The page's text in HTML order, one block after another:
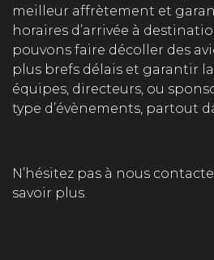
meilleur affrètement et
horaires d’arrivée à
pouvons faire décoller des
plus brefs délais et garantir
équipes, directeurs, ou
type d’évènements, partout
N’hésitez pas à nous
savoir plus.